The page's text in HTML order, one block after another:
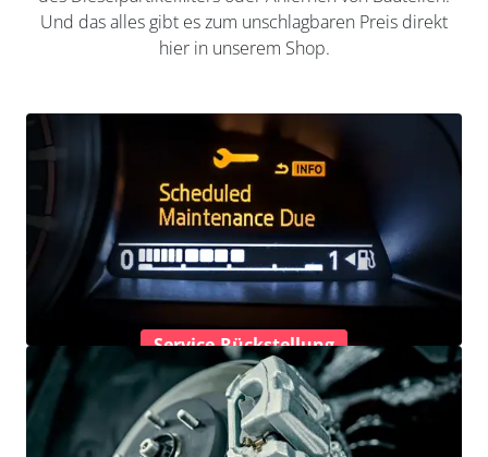
Und das alles gibt es zum unschlagbaren Preis direkt
hier in unserem Shop.
Service-Rückstellung